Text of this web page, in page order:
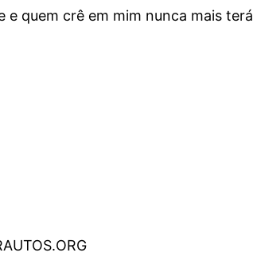
e quem crê em mim nunca mais terá